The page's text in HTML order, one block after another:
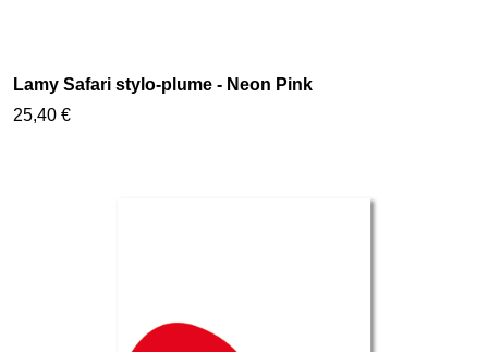
Lamy Safari stylo-plume - Neon Pink
25,40 €